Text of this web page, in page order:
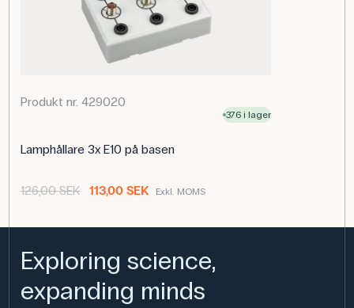
Produkt nr. 429020
376 i lager
Lamphållare 3x E10 på basen
126,00 SEK 113,00 SEK Exkl. MOMS
Exploring science,
expanding minds